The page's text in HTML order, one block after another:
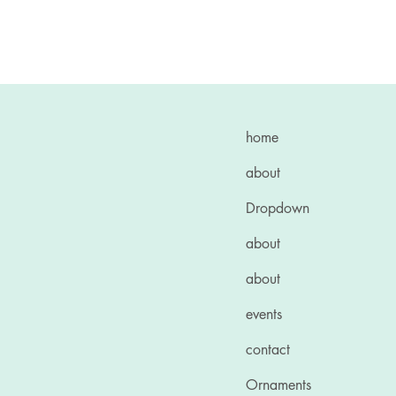
home
about
Dropdown
about
about
events
contact
Ornaments